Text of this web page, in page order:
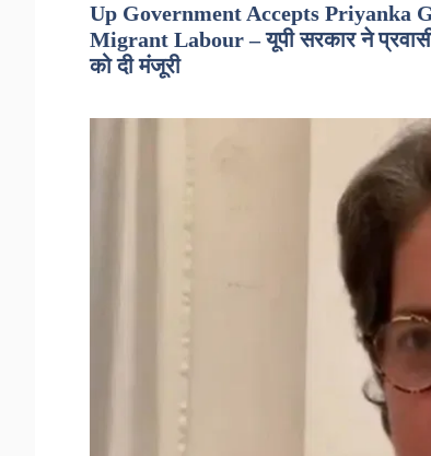
Up Government Accepts Priyanka
Migrant Labour – यूपी सरकार ने
को दी मंजूरी